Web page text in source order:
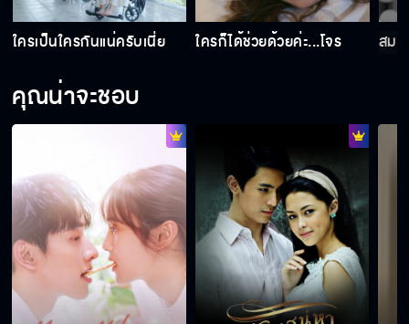
ใครเป็นใครกันแน่ครับเนี่ย ใครก็ได้ช่วยด้วยค่ะ...โจร สม
คุณน่าจะชอบ